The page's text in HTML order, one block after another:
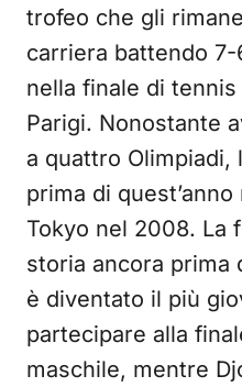
trofeo che gli
carriera battendo
nella finale di
Parigi. Nonostante
a quattro Olimpiadi,
prima di
Tokyo nel 2008. La
storia ancora prima
è diventato il più
partecipare alla
maschile, mentre